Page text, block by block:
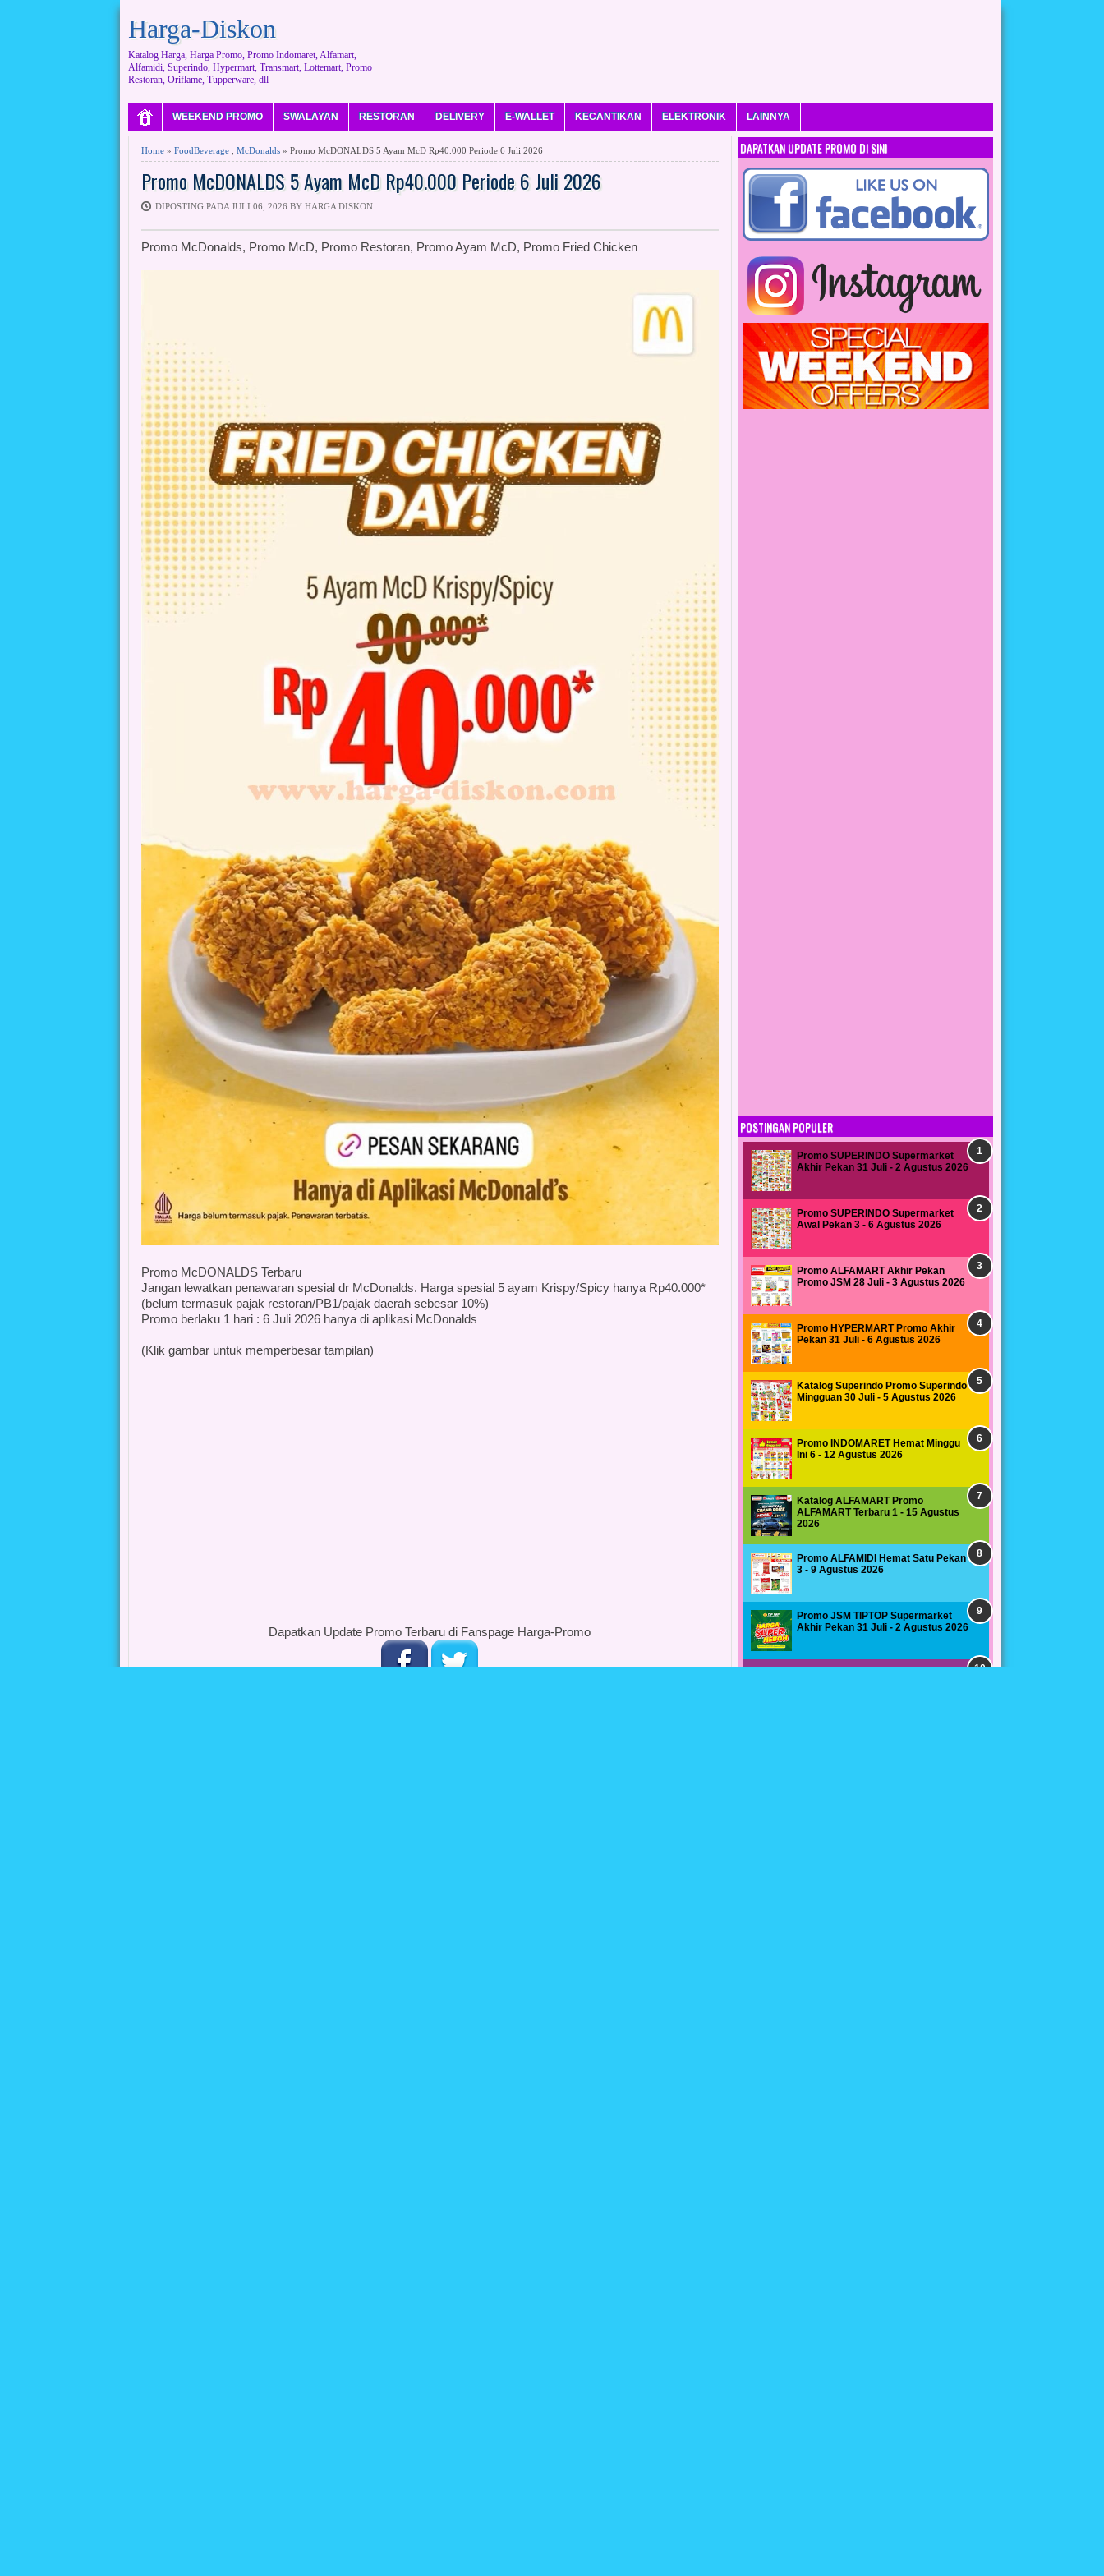
Harga-Diskon
Katalog Harga, Harga Promo, Promo Indomaret, Alfamart,
Alfamidi, Superindo, Hypermart, Transmart, Lottemart, Promo
Restoran, Oriflame, Tupperware, dll
WEEKEND PROMO SWALAYAN RESTORAN DELIVERY E-WALLET KECANTIKAN ELEKTRONIK LAINNYA
Home» FoodBeverage, McDonalds» Promo McDONALDS 5 Ayam McD Rp40.000 Periode 6 Juli 2026
Promo McDONALDS 5 Ayam McD Rp40.000 Periode 6 Juli 2026
DIPOSTING PADA JULI 06, 2026 BY HARGA DISKON
Promo McDonalds, Promo McD, Promo Restoran, Promo Ayam McD, Promo Fried Chicken
Promo McDONALDS Terbaru
Jangan lewatkan penawaran spesial dr McDonalds. Harga spesial 5 ayam Krispy/Spicy hanya Rp40.000*
(belum termasuk pajak restoran/PB1/pajak daerah sebesar 10%)
Promo berlaku 1 hari : 6 Juli 2026 hanya di aplikasi McDonalds
(Klik gambar untuk memperbesar tampilan)
Dapatkan Update Promo Terbaru di Fanspage Harga-Promo
DAPATKAN UPDATE PROMO DI SINI
POSTINGAN POPULER
Promo SUPERINDO Supermarket
Akhir Pekan 31 Juli - 2 Agustus 2026
Promo SUPERINDO Supermarket
Awal Pekan 3 - 6 Agustus 2026
Promo ALFAMART Akhir Pekan
Promo JSM 28 Juli - 3 Agustus 2026
Promo HYPERMART Promo Akhir
Pekan 31 Juli - 6 Agustus 2026
Katalog Superindo Promo Superindo
Mingguan 30 Juli - 5 Agustus 2026
Promo INDOMARET Hemat Minggu
Ini 6 - 12 Agustus 2026
Katalog ALFAMART Promo
ALFAMART Terbaru 1 - 15 Agustus
2026
Promo ALFAMIDI Hemat Satu Pekan
3 - 9 Agustus 2026
Promo JSM TIPTOP Supermarket
Akhir Pekan 31 Juli - 2 Agustus 2026